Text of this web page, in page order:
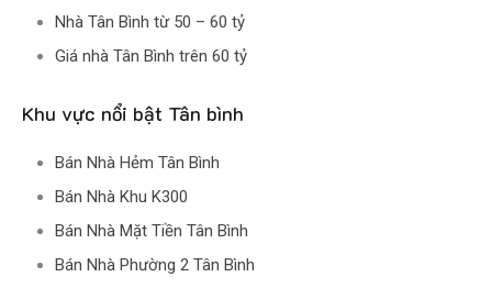
Nhà Tân Bình từ 50 – 60 tỷ
Giá nhà Tân Bình trên 60 tỷ
Khu vực nổi bật Tân bình
Bán Nhà Hẻm Tân Bình
Bán Nhà Khu K300
Bán Nhà Mặt Tiền Tân Bình
Bán Nhà Phường 2 Tân Bình